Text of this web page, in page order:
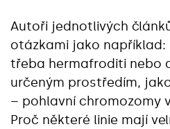
Autoři jednotlivých
otázkami jako například:
třeba hermafroditi nebo
určeným prostředím,
– pohlavní chromozomy
Proč některé linie mají